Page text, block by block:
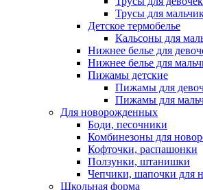
Трусы для
Детское термобелье
Кальсоны для
Нижнее белье для
Нижнее белье для
Пижамы детские
Пижамы для
Пижамы для
Для новорожденных
Боди, песочники
Комбинезоны для
Кофточки, распашонки
Ползунки, штанишки
Чепчики, шапочки для
Школьная форма